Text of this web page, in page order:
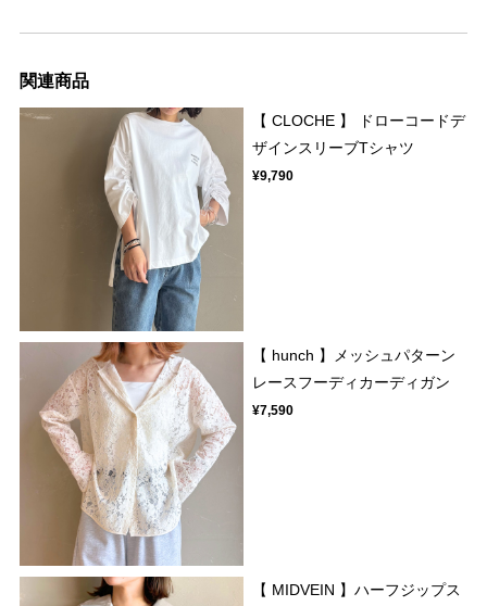
関連商品
【 CLOCHE 】 ドローコードデ
ザインスリーブTシャツ
¥9,790
【 hunch 】メッシュパターン
レースフーディカーディガン
¥7,590
【 MIDVEIN 】ハーフジップス